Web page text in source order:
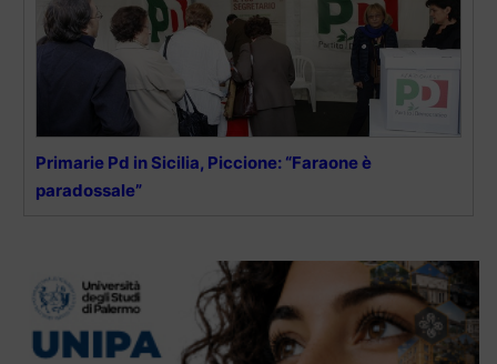
Primarie Pd in Sicilia, Piccione: “Faraone è
paradossale”